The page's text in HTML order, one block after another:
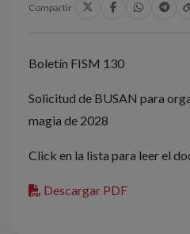
Compartir
Boletín FISM 130
Solicitud de BUSAN para
magia de 2028
Click en la lista para leer el
Descargar PDF